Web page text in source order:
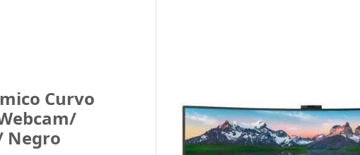
Curvo
Negro